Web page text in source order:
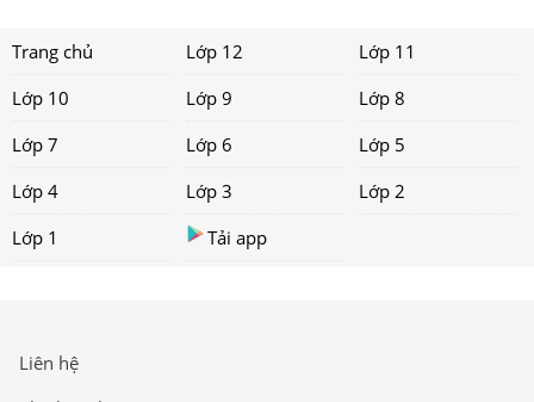
Trang chủ Lớp 12
Lớp 11
Lớp 10
Lớp 9
Lớp 8
Lớp 7
Lớp 6
Lớp 5
Lớp 4
Lớp 3
Lớp 2
Lớp 1
Tải app
Liên hệ